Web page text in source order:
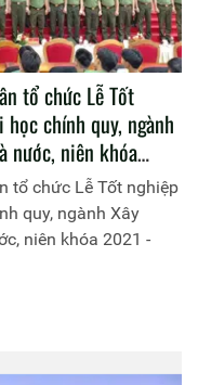
tổ chức Lễ Tốt
chính quy, ngành
nước, niên khóa
tổ chức Lễ Tốt nghiệp
quy, ngành Xây
niên khóa 2021 -